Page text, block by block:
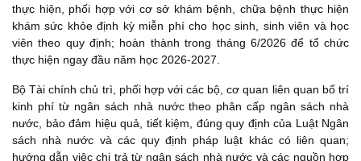
thực hiện, phối hợp với cơ sở khám bệnh, chữa bệnh thực hiện
khám sức khỏe định kỳ miễn phí cho học sinh, sinh viên và học
viên theo quy định; hoàn thành trong tháng 6/2026 để tổ chức
thực hiện ngay đầu năm học 2026-2027.
Bộ Tài chính chủ trì, phối hợp với các bộ, cơ quan liên quan bố trí
kinh phí từ ngân sách nhà nước theo phân cấp ngân sách nhà
nước, bảo đảm hiệu quả, tiết kiệm, đúng quy định của Luật Ngân
sách nhà nước và các quy định pháp luật khác có liên quan;
hướng dẫn việc chi trả từ ngân sách nhà nước và các nguồn hợp